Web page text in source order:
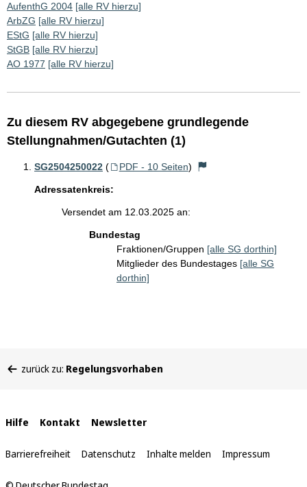
AufenthG 2004 [alle RV hierzu]
ArbZG [alle RV hierzu]
EStG [alle RV hierzu]
StGB [alle RV hierzu]
AO 1977 [alle RV hierzu]
Zu diesem RV abgegebene grundlegende
Stellungnahmen/Gutachten (1)
SG2504250022 ( PDF - 10 Seiten)
Adressatenkreis:
Versendet am 12.03.2025 an:
Bundestag
Fraktionen/Gruppen [alle SG dorthin]
Mitglieder des Bundestages [alle SG
dorthin]
befinden
zurück zu: Regelungsvorhaben
Interne
Links
Hilfe Kontakt Newsletter
Barrierefreiheit Datenschutz Inhalte melden Impressum